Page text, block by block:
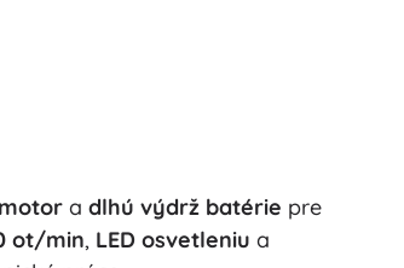
a dlhú výdrž batérie pre
ot/min, LED osvetleniu a